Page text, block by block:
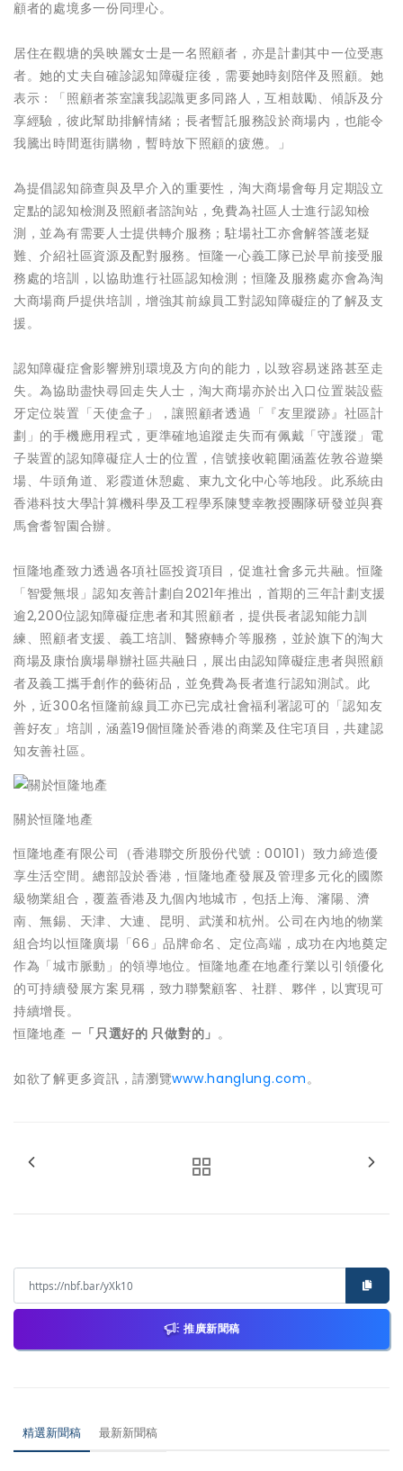
顧者的處境多一份同理心。
居住在觀塘的吳映麗女士是一名照顧者，亦是計劃其中一位受惠
者。她的丈夫自確診認知障礙症後，需要她時刻陪伴及照顧。她
表示：「照顧者茶室讓我認識更多同路人，互相鼓勵、傾訴及分
享經驗，彼此幫助排解情緒；長者暫託服務設於商場内，也能令
我騰出時間逛街購物，暫時放下照顧的疲憊。」
為提倡認知篩查與及早介入的重要性，淘大商場會每月定期設立
定點的認知檢測及照顧者諮詢站，免費為社區人士進行認知檢
測，並為有需要人士提供轉介服務；駐場社工亦會解答護老疑
難、介紹社區資源及配對服務。恒隆一心義工隊已於早前接受服
務處的培訓，以協助進行社區認知檢測；恒隆及服務處亦會為淘
大商場商戶提供培訓，增強其前線員工對認知障礙症的了解及支
援。
認知障礙症會影響辨別環境及方向的能力，以致容易迷路甚至走
失。為協助盡快尋回走失人士，淘大商場亦於出入口位置裝設藍
牙定位裝置「天使盒子」，讓照顧者透過「『友里蹤跡』社區計
劃」的手機應用程式，更準確地追蹤走失而有佩戴「守護蹤」電
子裝置的認知障礙症人士的位置，信號接收範圍涵蓋佐敦谷遊樂
場、牛頭角道、彩霞道休憩處、東九文化中心等地段。此系統由
香港科技大學計算機科學及工程學系陳雙幸教授團隊研發並與賽
馬會耆智園合辦。
恒隆地產致力透過各項社區投資項目，促進社會多元共融。恒隆
「智愛無垠」認知友善計劃自2021年推出，首期的三年計劃支援
逾2,200位認知障礙症患者和其照顧者，提供長者認知能力訓
練、照顧者支援、義工培訓、醫療轉介等服務，並於旗下的淘大
商場及康怡廣場舉辦社區共融日，展出由認知障礙症患者與照顧
者及義工攜手創作的藝術品，並免費為長者進行認知測試。此
外，近300名恒隆前線員工亦已完成社會福利署認可的「認知友
善好友」培訓，涵蓋19個恒隆於香港的商業及住宅項目，共建認
知友善社區。
關於恒隆地產
恒隆地產有限公司（香港聯交所股份代號：00101）致力締造優
享生活空間。總部設於香港，恒隆地產發展及管理多元化的國際
級物業組合，覆蓋香港及九個內地城市，包括上海、瀋陽、濟
南、無錫、天津、大連、昆明、武漢和杭州。公司在內地的物業
組合均以恒隆廣場「66」品牌命名、定位高端，成功在內地奠定
作為「城市脈動」的領導地位。恒隆地產在地產行業以引領優化
的可持續發展方案見稱，致力聯繫顧客、社群、夥伴，以實現可
持續增長。
恒隆地產 — 「只選好的 只做對的」 。
如欲了解更多資訊，請瀏覽www.hanglung.com。
推廣新聞稿
精選新聞稿 最新新聞稿